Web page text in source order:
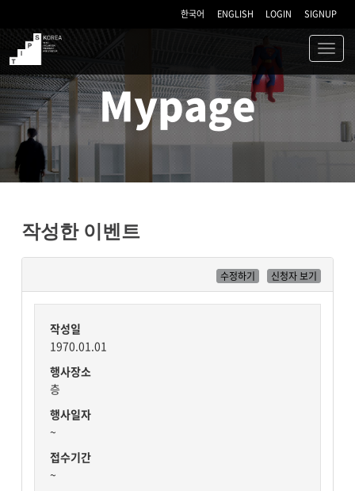
한국어 ENGLISH LOGIN SIGNUP
TIPS
Mypage
작성한 이벤트
수정하기 신청자 보기
작성일
1970.01.01
행사장소
층
행사일자
~
접수기간
~